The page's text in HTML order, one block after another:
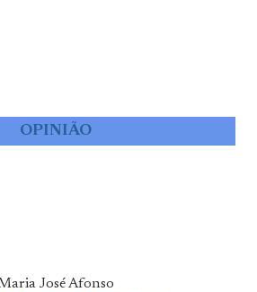
OPINIÃO
José Afonso